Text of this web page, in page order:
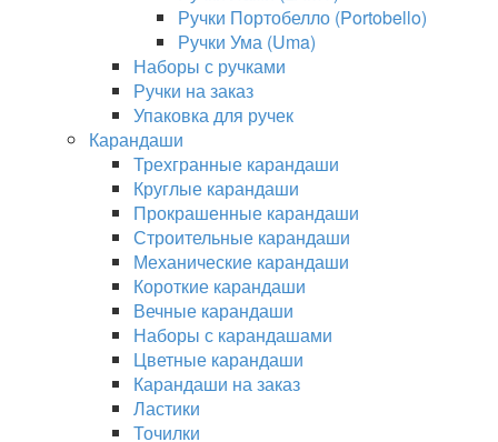
Ручки Портобелло (Portobello)
Ручки Ума (Uma)
Наборы с ручками
Ручки на заказ
Упаковка для ручек
Карандаши
Трехгранные карандаши
Круглые карандаши
Прокрашенные карандаши
Строительные карандаши
Механические карандаши
Короткие карандаши
Вечные карандаши
Наборы с карандашами
Цветные карандаши
Карандаши на заказ
Ластики
Точилки